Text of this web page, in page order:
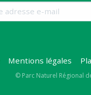
Mentions légales
Copyright
© Parc Naturel Régional